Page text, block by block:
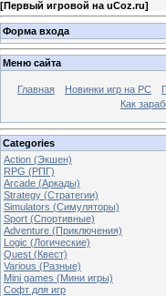
[Первый игровой на uCoz.ru]
Форма входа
Меню сайта
Главная Новинки игр на PC
Как
Categories
Action (Экшен)
RPG (РПГ)
Arcade (Аркады)
Strategy (Стратегии)
Simulators (Симуляторы)
Sport (Спортивные)
Adventure (Приключения)
Logic (Логические)
Quest (Квест)
Various (Разные)
Mini games (Мини игры)
Софт для игр